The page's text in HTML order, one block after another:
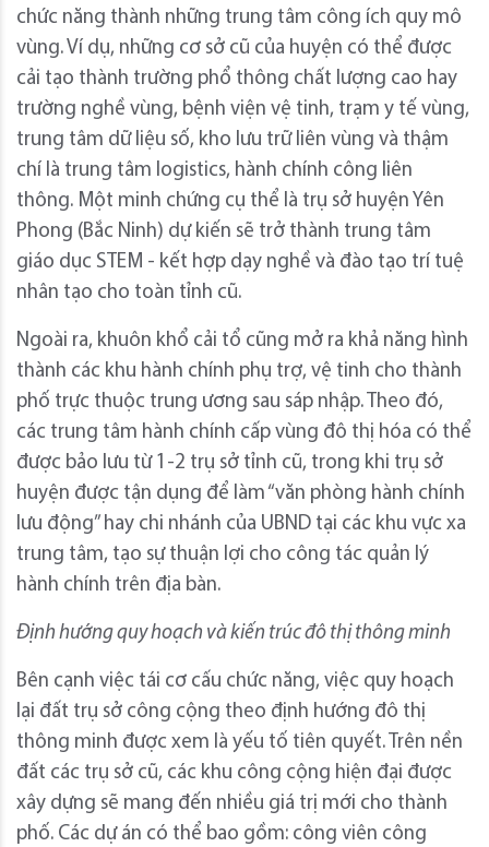
chức năng thành những trung tâm công ích quy mô
vùng. Ví dụ, những cơ sở cũ của huyện có thể được
cải tạo thành trường phổ thông chất lượng cao hay
trường nghề vùng, bệnh viện vệ tinh, trạm y tế vùng,
trung tâm dữ liệu số, kho lưu trữ liên vùng và thậm
chí là trung tâm logistics, hành chính công liên
thông. Một minh chứng cụ thể là trụ sở huyện Yên
Phong (Bắc Ninh) dự kiến sẽ trở thành trung tâm
giáo dục STEM - kết hợp dạy nghề và đào tạo trí tuệ
nhân tạo cho toàn tỉnh cũ.
Ngoài ra, khuôn khổ cải tổ cũng mở ra khả năng hình
thành các khu hành chính phụ trợ, vệ tinh cho thành
phố trực thuộc trung ương sau sáp nhập. Theo đó,
các trung tâm hành chính cấp vùng đô thị hóa có thể
được bảo lưu từ 1-2 trụ sở tỉnh cũ, trong khi trụ sở
huyện được tận dụng để làm “văn phòng hành chính
lưu động” hay chi nhánh của UBND tại các khu vực xa
trung tâm, tạo sự thuận lợi cho công tác quản lý
hành chính trên địa bàn.
Định hướng quy hoạch và kiến trúc đô thị thông minh
Bên cạnh việc tái cơ cấu chức năng, việc quy hoạch
lại đất trụ sở công cộng theo định hướng đô thị
thông minh được xem là yếu tố tiên quyết. Trên nền
đất các trụ sở cũ, các khu công cộng hiện đại được
xây dựng sẽ mang đến nhiều giá trị mới cho thành
phố. Các dự án có thể bao gồm: công viên công